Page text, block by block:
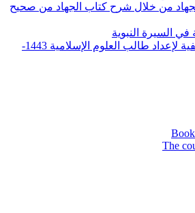
من خلال شرح كتاب الجهاد من صحيح
السيرة النبوية
الدورة الصيفية لإعداد طالب العلوم الإسلامية 1443-
The